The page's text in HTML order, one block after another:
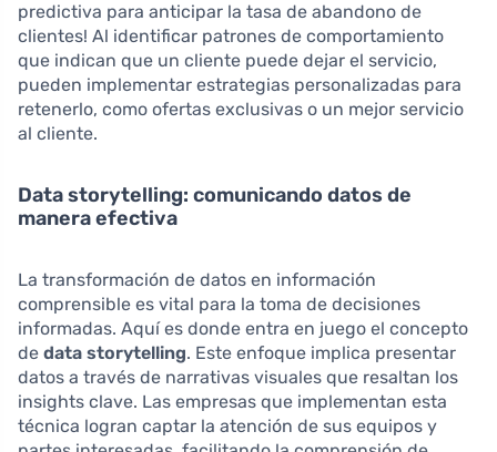
predictiva para anticipar la tasa de abandono de
clientes! Al identificar patrones de comportamiento
que indican que un cliente puede dejar el servicio,
pueden implementar estrategias personalizadas para
retenerlo, como ofertas exclusivas o un mejor servicio
al cliente.
Data storytelling: comunicando datos de
manera efectiva
La transformación de datos en información
comprensible es vital para la toma de decisiones
informadas. Aquí es donde entra en juego el concepto
de data storytelling. Este enfoque implica presentar
datos a través de narrativas visuales que resaltan los
insights clave. Las empresas que implementan esta
técnica logran captar la atención de sus equipos y